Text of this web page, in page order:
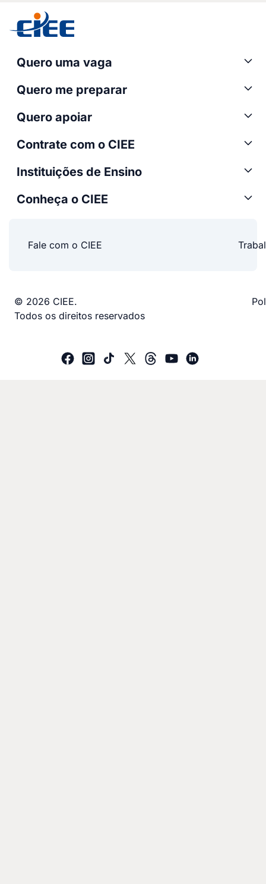
Quero uma vaga
Quero me preparar
Quero apoiar
Contrate com o CIEE
Instituições de Ensino
Conheça o CIEE
Fale com o CIEE
© 2026 CIEE.
Todos os direitos reservados